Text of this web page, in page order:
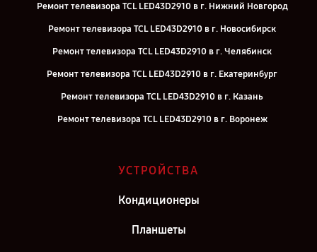
Ремонт телевизора TCL LED43D2910 в г. Нижний Новгород
Ремонт телевизора TCL LED43D2910 в г. Новосибирск
Ремонт телевизора TCL LED43D2910 в г. Челябинск
Ремонт телевизора TCL LED43D2910 в г. Екатеринбург
Ремонт телевизора TCL LED43D2910 в г. Казань
Ремонт телевизора TCL LED43D2910 в г. Воронеж
Ремонт телевизора TCL LED43D2910 в г. Самара
Ремонт телевизора TCL LED43D2910 в г. Санкт-Петербург
УСТРОЙСТВА
Кондиционеры
Планшеты